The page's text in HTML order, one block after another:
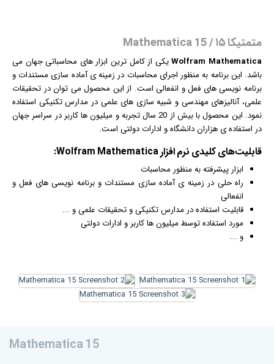
متمتیکا ۱۵ / Mathematica 15
Wolfram Mathematicaیکی از کامل ترین ابزار های محاسباتی جهان می
باشد. این برنامه به منظور اجرای محاسبات در زمینه ی آماده سازی مستندات و
برنامه نویسی های فعل و انفعالی است. از این محصول می توان در تحقیقات
علمی، آنالیزهای مهندسی و شبیه سازی های علمی در مدارس تکنیکی استفاده
نمود. این محصول با بیش از 20 سال تجربه و میلیون ها کاربر در سراسر جهان
در استفاده ی هزاران دانشگاه و ادارات دولتی است.
قابلیت‌های کلیدی نرم افزار
ابزار پیشرفته به منظور محاسبات
راه حلی در زمینه ی آماده سازی مستندات و برنامه نویسی های فعل و
انفعالی
قابلیت استفاده در مدارس تکنیکی و تحقیقات علمی و ...
مورد استفاده توسط میلیون ها کاربر و ادارات دولتی
و ...
Mathematica 15